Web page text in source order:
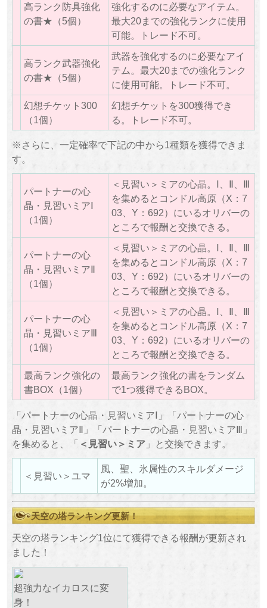
高ランク防具強化
の書★（5個）
強化するのに必要なアイテム。
最大20までの強化ランクに使用
可能。トレード不可。
高ランク武器強化
の書★（5個）
武器を強化するのに必要なアイ
テム。最大20までの強化ランク
に使用可能。トレード不可。
幻想チケット300
（1個）
幻想チケットを300獲得でき
る。トレード不可。
※さらに、一定確率で下記の中から1種類を獲得できま
す。
パートナーの心
晶・見習いミアⅠ
（1個）
＜見習い＞ミアの心晶。Ⅰ、Ⅱ、Ⅲ
を集めるとコンドル高原（X：7
03、Y：692）にいるオリバーの
ところで報酬と交換できる。
パートナーの心
晶・見習いミアⅡ
（1個）
＜見習い＞ミアの心晶。Ⅰ、Ⅱ、Ⅲ
を集めるとコンドル高原（X：7
03、Y：692）にいるオリバーの
ところで報酬と交換できる。
パートナーの心
晶・見習いミアⅢ
（1個）
＜見習い＞ミアの心晶。Ⅰ、Ⅱ、Ⅲ
を集めるとコンドル高原（X：7
03、Y：692）にいるオリバーの
ところで報酬と交換できる。
最高ランク強化の
書BOX（1個）
最高ランク強化の書をランダム
で1つ獲得できるBOX。
「パートナーの心晶・見習いミアⅠ」「パートナーの心
晶・見習いミアⅡ」「パートナーの心晶・見習いミアⅢ」
を集めると、「 ＜見習い＞ミア」と交換できます。
＜見習い＞ユマ
風、聖、氷属性のスキルダメージ
が2%増加。
天空の塔ランキング更新！
天空の塔ランキング1位にて獲得できる報酬が更新され
ました！
超強力なイカロスに変
身！